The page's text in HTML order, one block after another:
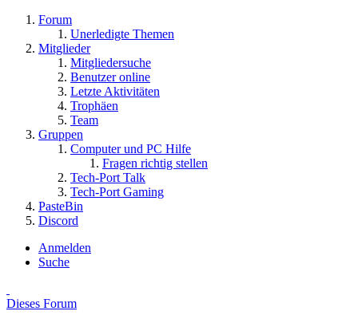
Forum
Unerledigte Themen
Mitglieder
Mitgliedersuche
Benutzer online
Letzte Aktivitäten
Trophäen
Team
Gruppen
Computer und PC Hilfe
Fragen richtig stellen
Tech-Port Talk
Tech-Port Gaming
PasteBin
Discord
Anmelden
Suche
Dieses Forum